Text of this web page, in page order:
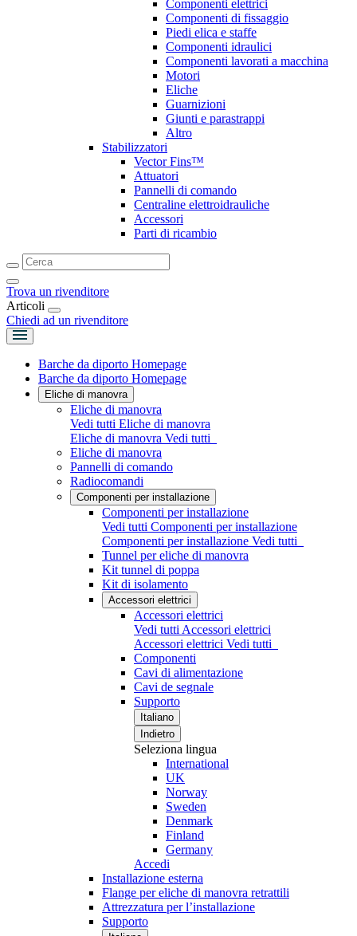
Componenti elettrici
Componenti di fissaggio
Piedi elica e staffe
Componenti idraulici
Componenti lavorati a macchina
Motori
Eliche
Guarnizioni
Giunti e parastrappi
Altro
Stabilizzatori
Vector Fins™
Attuatori
Pannelli di comando
Centraline elettroidrauliche
Accessori
Parti di ricambio
Trova un rivenditore
Articoli
Chiedi ad un rivenditore
Barche da diporto Homepage
Barche da diporto Homepage
Eliche di manovra
Eliche di manovra
Vedi tutti Eliche di manovra
Eliche di manovra Vedi tutti
Eliche di manovra
Pannelli di comando
Radiocomandi
Componenti per installazione
Componenti per installazione
Vedi tutti Componenti per installazione
Componenti per installazione Vedi tutti
Tunnel per eliche di manovra
Kit tunnel di poppa
Kit di isolamento
Accessori elettrici
Accessori elettrici
Vedi tutti Accessori elettrici
Accessori elettrici Vedi tutti
Componenti
Cavi di alimentazione
Cavi de segnale
Supporto
Italiano
Indietro
Seleziona lingua
International
UK
Norway
Sweden
Denmark
Finland
Germany
Accedi
Installazione esterna
Flange per eliche di manovra retrattili
Attrezzatura per l’installazione
Supporto